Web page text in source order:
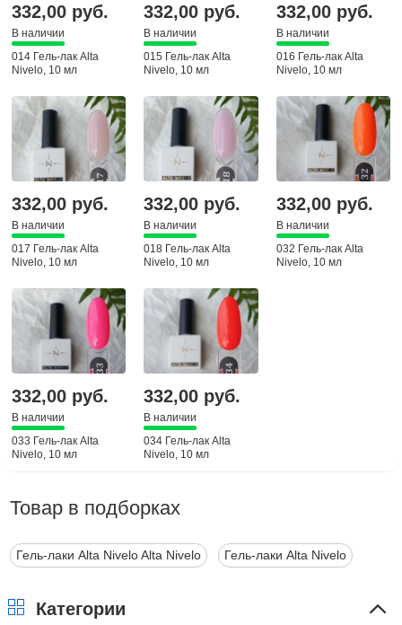
332,00 руб.
В наличии
014 Гель-лак Alta
Nivelo, 10 мл
332,00 руб.
В наличии
015 Гель-лак Alta
Nivelo, 10 мл
332,00 руб.
В наличии
016 Гель-лак Alta
Nivelo, 10 мл
332,00 руб.
В наличии
017 Гель-лак Alta
Nivelo, 10 мл
332,00 руб.
В наличии
018 Гель-лак Alta
Nivelo, 10 мл
332,00 руб.
В наличии
032 Гель-лак Alta
Nivelo, 10 мл
332,00 руб.
В наличии
033 Гель-лак Alta
Nivelo, 10 мл
332,00 руб.
В наличии
034 Гель-лак Alta
Nivelo, 10 мл
Товар в подборках
Гель-лаки Alta Nivelo Alta Nivelo Гель-лаки Alta Nivelo
Категории